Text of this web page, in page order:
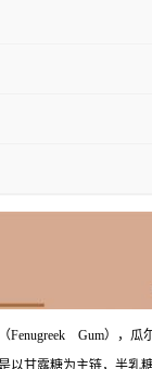
Fenugreek Gum），
以甘露糖为主链，半乳